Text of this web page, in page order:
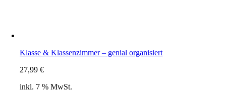
Klasse & Klassenzimmer – genial organisiert
27,99€
inkl. 7 % MwSt.